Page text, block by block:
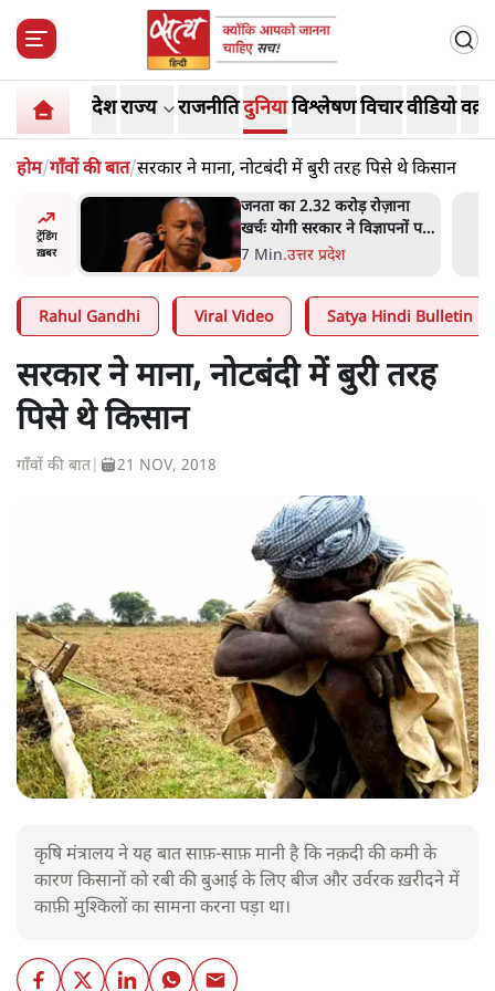
देशराज्य राजनीतिदुनियाविश्लेषणविचारवीडियो
होम/गाँवों की बात/सरकार ने माना, नोटबंदी में बुरी तरह पिसे थे किसान
ट्रेंडिंग
ख़बर
जनता का 2.32 करोड़ रोज़ाना
खर्चः योगी सरकार ने विज्ञापनों पर
उड़ाने में मोदी 3.0 को भी पीछे
7 Min.उत्तर प्रदेश
Rahul Gandhi Viral Video Satya Hindi Bulletin
सरकार ने माना, नोटबंदी में बुरी तरह
पिसे थे किसान
गाँवों की बात 21 NOV, 2018
कृषि मंत्रालय ने यह बात साफ़-साफ़ मानी है कि नक़दी की कमी के
कारण किसानों को रबी की बुआई के लिए बीज और उर्वरक ख़रीदने में
काफ़ी मुश्किलों का सामना करना पड़ा था।